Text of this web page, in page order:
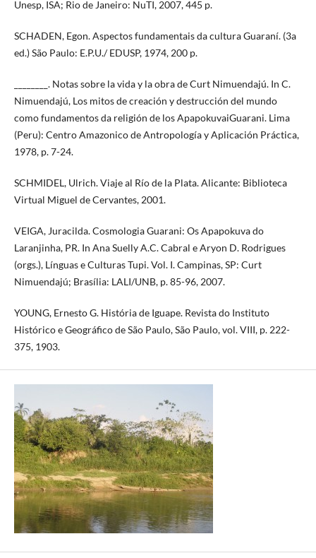
Unesp, ISA; Rio de Janeiro: NuTI, 2007, 445 p.
SCHADEN, Egon. Aspectos fundamentais da cultura Guaraní. (3a
ed.) São Paulo: E.P.U./ EDUSP, 1974, 200 p.
________. Notas sobre la vida y la obra de Curt Nimuendajú. In C.
Nimuendajú, Los mitos de creación y destrucción del mundo
como fundamentos da religión de los ApapokuvaiGuarani. Lima
(Peru): Centro Amazonico de Antropología y Aplicación Práctica,
1978, p. 7-24.
SCHMIDEL, Ulrich. Viaje al Río de la Plata. Alicante: Biblioteca
Virtual Miguel de Cervantes, 2001.
VEIGA, Juracilda. Cosmologia Guarani: Os Apapokuva do
Laranjinha, PR. In Ana Suelly A.C. Cabral e Aryon D. Rodrigues
(orgs.), Línguas e Culturas Tupi. Vol. I. Campinas, SP: Curt
Nimuendajú; Brasília: LALI/UNB, p. 85-96, 2007.
YOUNG, Ernesto G. História de Iguape. Revista do Instituto
Histórico e Geográfico de São Paulo, São Paulo, vol. VIII, p. 222-
375, 1903.